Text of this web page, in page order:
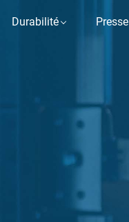
Durabilité Presse